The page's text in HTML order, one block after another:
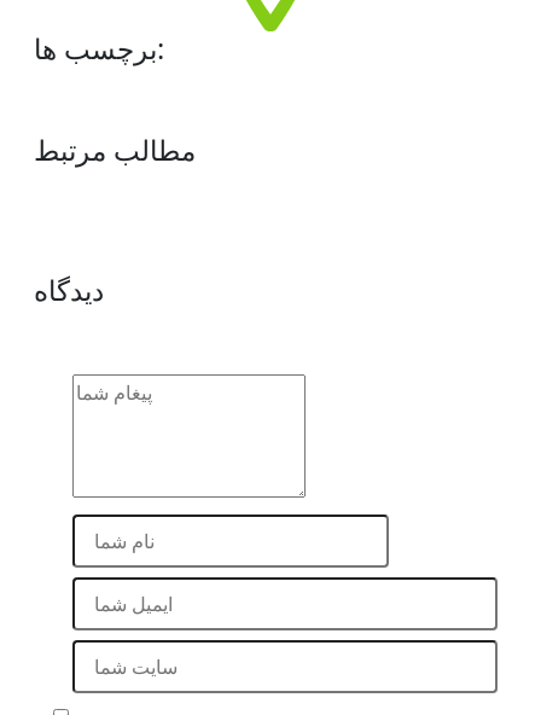
برچسب ها:
مطالب مرتبط
دیدگاه